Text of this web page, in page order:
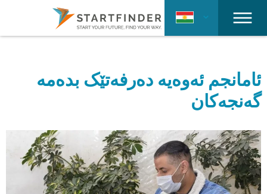
ئامانجم ئەوەیە دەرفەتێک بدەمە
گەنجەکان